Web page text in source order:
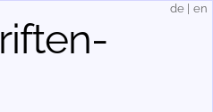
de en